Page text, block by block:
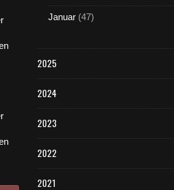
Januar (47)
2025
2024
2023
2022
2021